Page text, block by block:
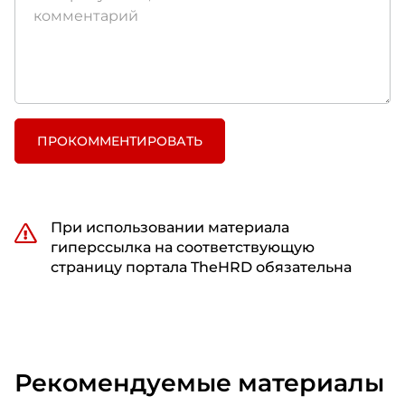
ПРОКОММЕНТИРОВАТЬ
При использовании материала
гиперссылка на соответствующую
страницу портала TheHRD обязательна
Рекомендуемые материалы